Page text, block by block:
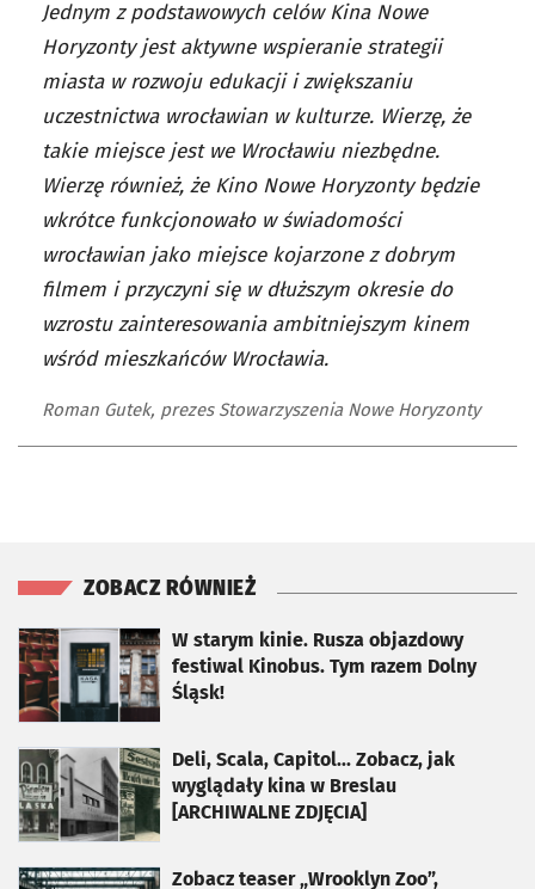
Jednym z podstawowych celów Kina Nowe
Horyzonty jest aktywne wspieranie strategii
miasta w rozwoju edukacji i zwiększaniu
uczestnictwa wrocławian w kulturze. Wierzę, że
takie miejsce jest we Wrocławiu niezbędne.
Wierzę również, że Kino Nowe Horyzonty będzie
wkrótce funkcjonowało w świadomości
wrocławian jako miejsce kojarzone z dobrym
filmem i przyczyni się w dłuższym okresie do
wzrostu zainteresowania ambitniejszym kinem
wśród mieszkańców Wrocławia.
Roman Gutek, prezes Stowarzyszenia Nowe Horyzonty
ZOBACZ RÓWNIEŻ
W starym kinie. Rusza objazdowy
festiwal Kinobus. Tym razem Dolny
Śląsk!
otworzy się w nowej karcie
Deli, Scala, Capitol... Zobacz, jak
wyglądały kina w Breslau
[ARCHIWALNE ZDJĘCIA]
otworzy się w nowej karcie
Zobacz teaser „Wrooklyn Zoo”,
otworzy się w nowej karcie